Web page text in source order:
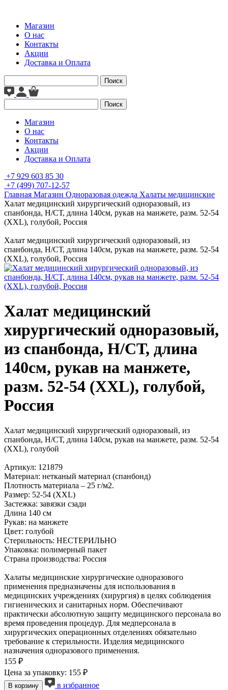
Магазин
О нас
Контакты
Акции
Доставка и Оплата
Поиск
Поиск
Магазин
О нас
Контакты
Акции
Доставка и Оплата
+7 929 603 85 30
+7 (499) 707-12-57
Главная Магазин Одноразовая одежда Халаты медицинские
Халат медицинский хирургический одноразовый, из
спанбонда, Н/СТ, длина 140см, рукав на манжете, разм. 52-54
(ХXL), голубой, Россия
Халат медицинский хирургический одноразовый, из
спанбонда, Н/СТ, длина 140см, рукав на манжете, разм. 52-54
(ХXL), голубой, Россия
Халат медицинский
хирургический одноразовый,
из спанбонда, Н/СТ, длина
140см, рукав на манжете,
разм. 52-54 (ХXL), голубой,
Россия
Халат медицинский хирургический одноразовый, из
спанбонда, Н/СТ, длина 140см, рукав на манжете, разм. 52-54
(ХXL), голубой
Артикул: 121879
Материал: нетканый материал (спанбонд)
Плотность материала – 25 г/м2.
Размер: 52-54 (ХXL)
Застежка: завязки сзади
Длина 140 см
Рукав: на манжете
Цвет: голубой
Стерильность: НЕСТЕРИЛЬНО
Упаковка: полимерный пакет
Страна производства: Россия
Халаты медицинские хирургические одноразового
применения предназначены для использования в
медицинских учреждениях (хирургия) в целях соблюдения
гигиенических и санитарных норм. Обеспечивают
практически абсолютную защиту медицинского персонала во
время проведения процедур. Для медперсонала в
хирургических операционных отделениях обязательно
требование к стерильности. Изделия медицинского
назначения одноразового применения.
155 ₽
Цена за упаковку: 155 ₽
В корзину в избранное